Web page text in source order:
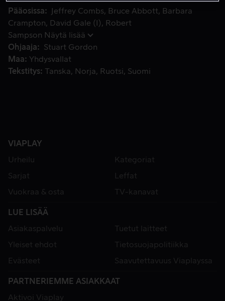
Pääosissa
Jeffrey Combs Bruce Abbott
Barbara
Crampton
David Gale (I)
Robert
Sampson Näytä lisää
Ohjaaja
Stuart Gordon
Maa
Yhdysvallat
Tekstitys
Tanska Norja Ruotsi Suomi
VIAPLAY
Urheilu
Kategoriat
Sarjat
Leffat
Vuokraa & osta
TV-kanavat
LUE LISÄÄ
Asiakaspalvelu
Tuetut laitteet
Yleiset ehdot
Tietosuojapolitiikka
Evästeet
Saavutettavuus Viaplayssa
PARTNERIEMME ASIAKKAAT
Aktivoi Viaplay